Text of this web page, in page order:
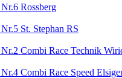
Rossberg
St. Stephan RS
Combi Race Technik
Combi Race Speed